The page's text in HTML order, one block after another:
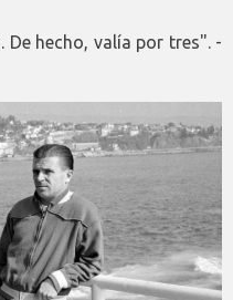
De hecho, valía por tres". -